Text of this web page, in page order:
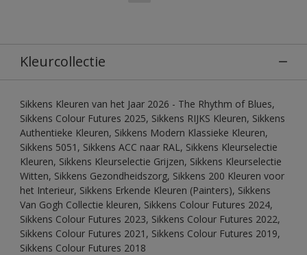
Kleurcollectie
Sikkens Kleuren van het Jaar 2026 - The Rhythm of Blues,
Sikkens Colour Futures 2025, Sikkens RIJKS Kleuren, Sikkens
Authentieke Kleuren, Sikkens Modern Klassieke Kleuren,
Sikkens 5051, Sikkens ACC naar RAL, Sikkens Kleurselectie
Kleuren, Sikkens Kleurselectie Grijzen, Sikkens Kleurselectie
Witten, Sikkens Gezondheidszorg, Sikkens 200 Kleuren voor
het Interieur, Sikkens Erkende Kleuren (Painters), Sikkens
Van Gogh Collectie kleuren, Sikkens Colour Futures 2024,
Sikkens Colour Futures 2023, Sikkens Colour Futures 2022,
Sikkens Colour Futures 2021, Sikkens Colour Futures 2019,
Sikkens Colour Futures 2018